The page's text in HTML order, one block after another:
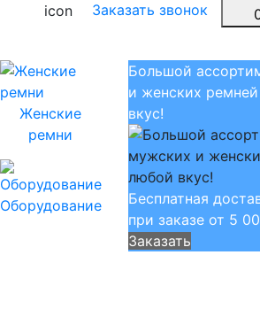
Заказать звонок
Женские
ремни
Оборудование
Большой
и женских
вкус!
Бесплатная
при заказе от 5
Заказать